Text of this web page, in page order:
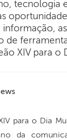
tecnologia
de
XIV para o
para o Dia
da